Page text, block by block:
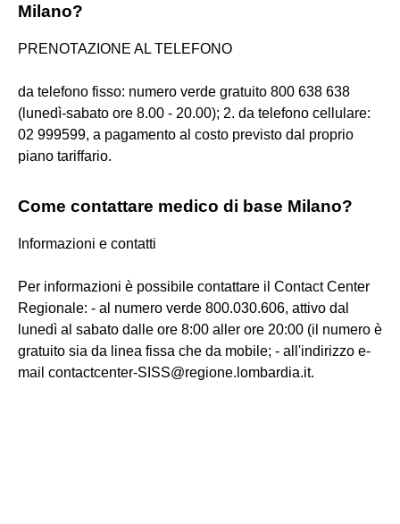
Milano?
PRENOTAZIONE AL TELEFONO
da telefono fisso: numero verde gratuito 800 638 638
(lunedì-sabato ore 8.00 - 20.00); 2. da telefono cellulare:
02 999599, a pagamento al costo previsto dal proprio
piano tariffario.
Come contattare medico di base Milano?
Informazioni e contatti
Per informazioni è possibile contattare il Contact Center
Regionale: - al numero verde 800.030.606, attivo dal
lunedì al sabato dalle ore 8:00 aller ore 20:00 (il numero è
gratuito sia da linea fissa che da mobile; - all'indirizzo e-
mail contactcenter-SISS@regione.lombardia.it.